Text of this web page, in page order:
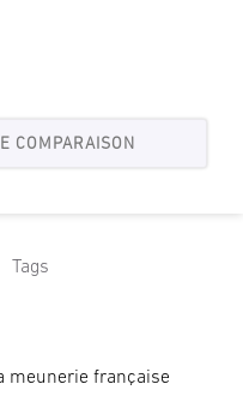
Tags
meunerie française